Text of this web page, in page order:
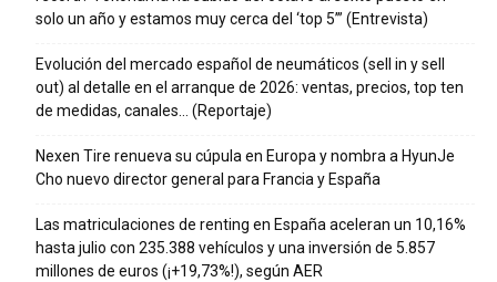
solo un año y estamos muy cerca del ‘top 5’” (Entrevista)
Evolución del mercado español de neumáticos (sell in y sell
out) al detalle en el arranque de 2026: ventas, precios, top ten
de medidas, canales… (Reportaje)
Nexen Tire renueva su cúpula en Europa y nombra a HyunJe
Cho nuevo director general para Francia y España
Las matriculaciones de renting en España aceleran un 10,16%
hasta julio con 235.388 vehículos y una inversión de 5.857
millones de euros (¡+19,73%!), según AER